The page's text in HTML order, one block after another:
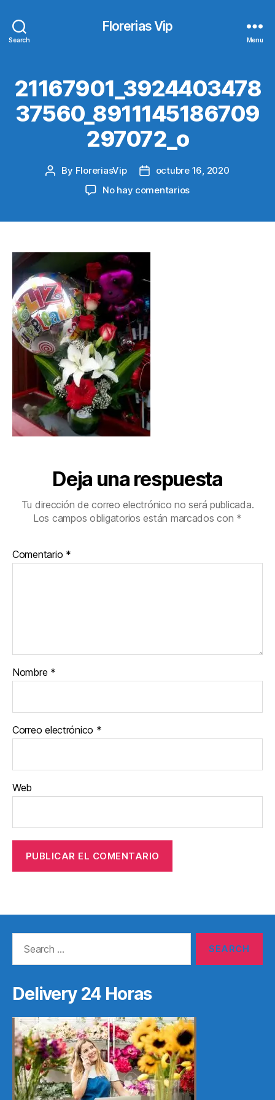
Search
Florerias Vip
Menu
21167901_3924403478
37560_8911145186709
297072_o
Post
By FloreriasVip
Postoctubre 16, 2020
No hay comentariosen
Deja una respuesta
Tu dirección de correo electrónico no será publicada.
Los campos obligatorios están marcados con *
Comentario *
Nombre *
Correo electrónico *
Web
Delivery 24 Horas